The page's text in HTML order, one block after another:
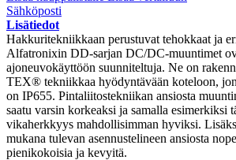
Sähköposti
Lisätiedot
Hakkuritekniikkaan perustuvat tehokkaat ja
Alfatronixin DD-sarjan DC/DC-muuntimet
ajoneuvokäyttöön suunniteltuja. Ne on
TEX® tekniikkaa hyödyntävään koteloon,
on IP655. Pintaliitostekniikan ansiosta
saatu varsin korkeaksi ja samalla esimerkiksi
vikaherkkyys mahdollisimman hyviksi.
mukana tulevan asennustelineen ansiosta
pienikokoisia ja kevyitä.